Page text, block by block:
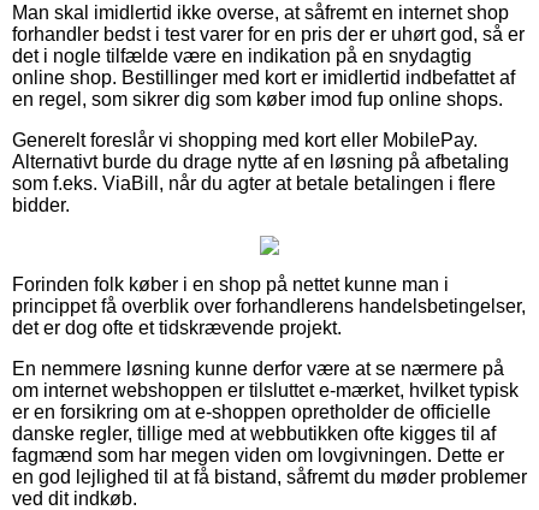
Man skal imidlertid ikke overse, at såfremt en internet shop
forhandler bedst i test varer for en pris der er uhørt god, så er
det i nogle tilfælde være en indikation på en snydagtig
online shop. Bestillinger med kort er imidlertid indbefattet af
en regel, som sikrer dig som køber imod fup online shops.
Generelt foreslår vi shopping med kort eller MobilePay.
Alternativt burde du drage nytte af en løsning på afbetaling
som f.eks. ViaBill, når du agter at betale betalingen i flere
bidder.
Forinden folk køber i en shop på nettet kunne man i
princippet få overblik over forhandlerens handelsbetingelser,
det er dog ofte et tidskrævende projekt.
En nemmere løsning kunne derfor være at se nærmere på
om internet webshoppen er tilsluttet e-mærket, hvilket typisk
er en forsikring om at e-shoppen opretholder de officielle
danske regler, tillige med at webbutikken ofte kigges til af
fagmænd som har megen viden om lovgivningen. Dette er
en god lejlighed til at få bistand, såfremt du møder problemer
ved dit indkøb.